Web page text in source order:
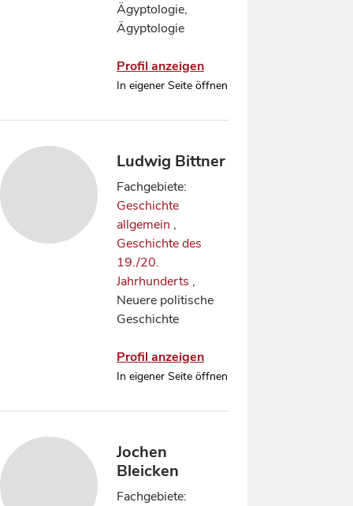
Ägyptologie,
Ägyptologie
Profil anzeigen
In eigener Seite öffnen
Ludwig Bittner
Fachgebiete:
Geschichte
allgemein ,
Geschichte des
19./20.
Jahrhunderts ,
Neuere politische
Geschichte
Profil anzeigen
In eigener Seite öffnen
Jochen
Bleicken
Fachgebiete: